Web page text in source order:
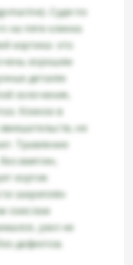
Судя по
на пяте клинка
кортика- это
хорошем
деталях
золочения,
Клинок в
не
Травление
вмятин,
кортик
закреплён
окислам
узел не
дефектов.